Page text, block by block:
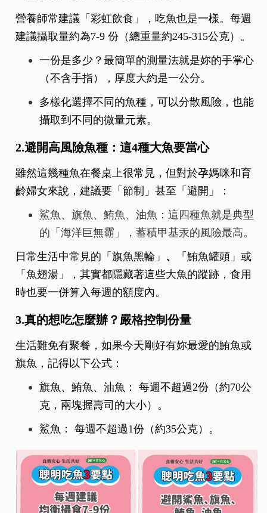
營養師常建議「彩虹飲食」，吃魚也是一樣。每週
建議攝取量約為7-9 份（總重量約245-315公克）。
一份是多少？最簡單的測量法就是妳的手掌心
（不含手指），厚度大約是一公分。
多樣化選擇不同的魚種，可以分散風險，也能
攝取到不同的微量元素。
2.避開高風險魚種：這4種大魚要當心
雖然這幾種魚在餐桌上很常見，但對於孕媽咪和育
齡婦女來說，建議要「節制」甚至「避開」：
鯊魚、旗魚、鮪魚、油魚：這四種魚就是典型
的「海洋巨無霸」，蓄積甲基汞的風險最高。
日常生活中常見的「旗魚黑輪」 、 「鮪魚罐頭」或
「魚翅湯」
，其實都隱藏著這些大魚的蹤跡，食用
時也要一併算入每週的額度內。
3.真的想吃怎麼辦？嚴格控制份量
生活難免有聚餐，如果今天剛好有妳最愛的鮪魚或
旗魚，記得以下公式：
旗魚、鮪魚、油魚： 每週不超過2份（約70公
克，兩塊握壽司的大小）。
鯊魚： 每週不超過1份（約35公克）。